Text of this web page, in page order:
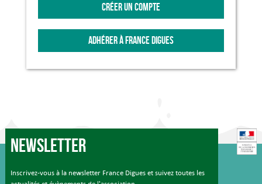
CRÉER UN COMPTE
ADHÉRER À FRANCE DIGUES
Newsletter
Inscrivez-vous à la newsletter France Digues et suivez toutes les